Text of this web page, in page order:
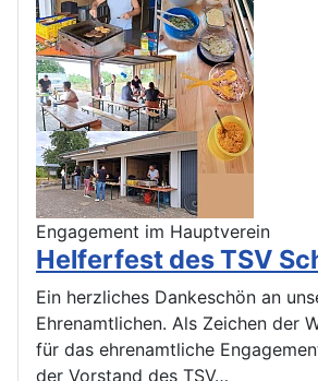
Engagement im Hauptverein
Helferfest des TSV
Ein herzliches Dankeschön an
Ehrenamtlichen. Als Zeichen der
für das ehrenamtliche
der Vorstand des TSV…